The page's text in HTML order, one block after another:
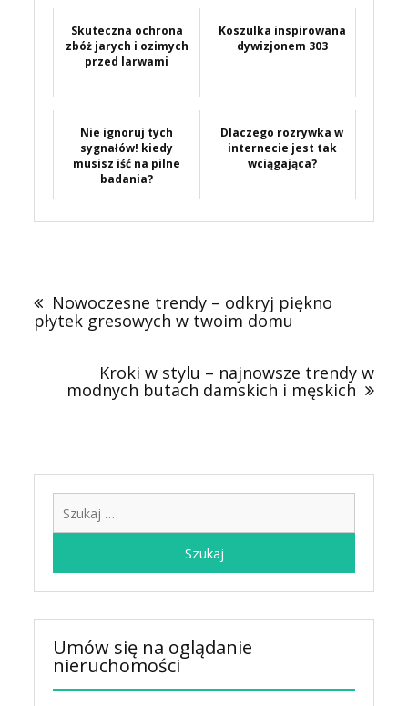
Skuteczna ochrona
zbóż jarych i ozimych
przed larwami
Koszulka inspirowana
dywizjonem 303
Nie ignoruj tych
sygnałów! kiedy
musisz iść na pilne
badania?
Dlaczego rozrywka w
internecie jest tak
wciągająca?
Nowoczesne trendy – odkryj piękno
płytek gresowych w twoim domu
Kroki w stylu – najnowsze trendy w
modnych butach damskich i męskich
Umów się na oglądanie
nieruchomości